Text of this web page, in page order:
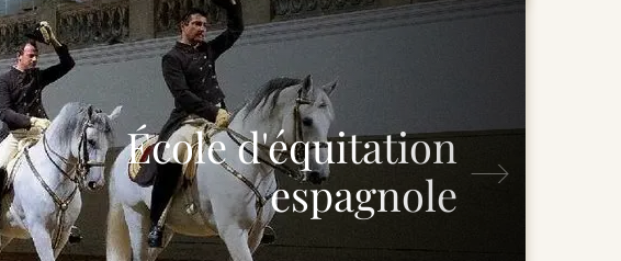
École d'équitation
espagnole